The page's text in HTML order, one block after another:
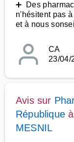
➕ Des
n'hésitent pas
et à nous
CA
23/04/
Avis sur
République à
MESNIL